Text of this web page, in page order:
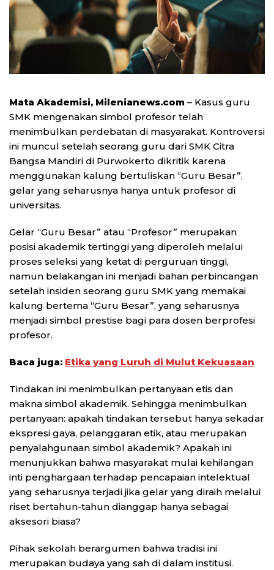
Mata Akademisi, Milenianews.com – Kasus guru
SMK mengenakan simbol profesor telah
menimbulkan perdebatan di masyarakat. Kontroversi
ini muncul setelah seorang guru dari SMK Citra
Bangsa Mandiri di Purwokerto dikritik karena
menggunakan kalung bertuliskan “Guru Besar”,
gelar yang seharusnya hanya untuk profesor di
universitas.
Gelar “Guru Besar” atau “Profesor” merupakan
posisi akademik tertinggi yang diperoleh melalui
proses seleksi yang ketat di perguruan tinggi,
namun belakangan ini menjadi bahan perbincangan
setelah insiden seorang guru SMK yang memakai
kalung bertema “Guru Besar”, yang seharusnya
menjadi simbol prestise bagi para dosen berprofesi
profesor.
Baca juga: Etika yang Luruh di Mulut Kekuasaan
Tindakan ini menimbulkan pertanyaan etis dan
makna simbol akademik. Sehingga menimbulkan
pertanyaan: apakah tindakan tersebut hanya sekadar
ekspresi gaya, pelanggaran etik, atau merupakan
penyalahgunaan simbol akademik? Apakah ini
menunjukkan bahwa masyarakat mulai kehilangan
inti penghargaan terhadap pencapaian intelektual
yang seharusnya terjadi jika gelar yang diraih melalui
riset bertahun-tahun dianggap hanya sebagai
aksesori biasa?
Pihak sekolah berargumen bahwa tradisi ini
merupakan budaya yang sah di dalam institusi.